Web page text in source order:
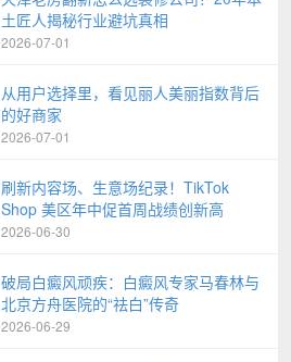
土匠人揭秘行业避坑真相
2026-07-01
从用户选择里，看见丽人美丽指数背后
的好商家
2026-07-01
刷新内容场、生意场纪录！TikTok
Shop 美区年中促首周战绩创新高
2026-06-30
破局白癜风顽疾：白癜风专家马春林与
北京方舟医院的“祛白”传奇
2026-06-29